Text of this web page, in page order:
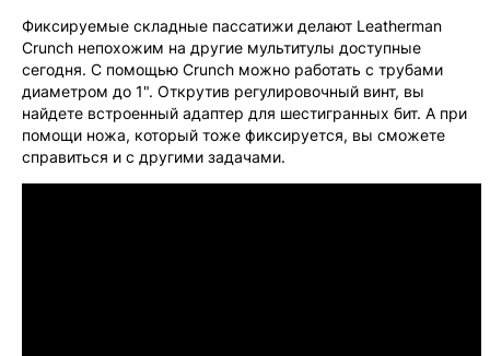
Фиксируемые складные пассатижи делают Leatherman
Crunch непохожим на другие мультитулы доступные
сегодня. С помощью Crunch можно работать с трубами
диаметром до 1". Открутив регулировочный винт, вы
найдете встроенный адаптер для шестигранных бит. А при
помощи ножа, который тоже фиксируется, вы сможете
справиться и с другими задачами.